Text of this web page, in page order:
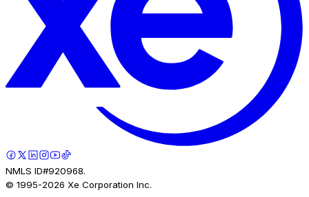
NMLS ID#920968.
© 1995-2026 Xe Corporation Inc.